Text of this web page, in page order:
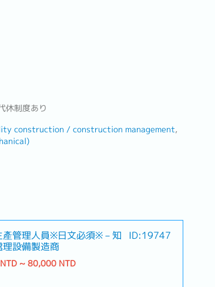
休制度あり
construction / construction management
產管理人員※日文必須※－知
設備製造商
ID:19747
~ 80,000 NTD